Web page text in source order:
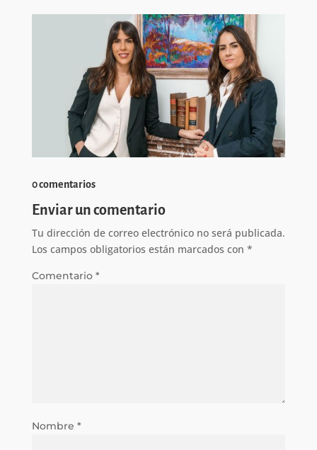
0 comentarios
Enviar un comentario
Tu dirección de correo electrónico no será publicada.
Los campos obligatorios están marcados con *
Comentario *
Nombre *